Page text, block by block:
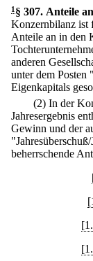
1 § 307. Anteile
Konzernbilanz ist
Anteile an in den
anderen
unter dem Posten
Eigenkapitals
(2) In der
Jahresergebnis
Gewinn und der
beherrschende